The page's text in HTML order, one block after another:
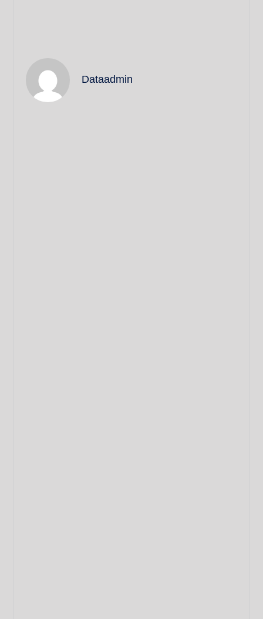
Dataadmin